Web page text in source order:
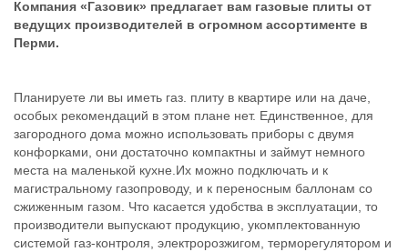
Компания «Газовик» предлагает вам газовые плиты от
ведущих производителей в огромном ассортименте в
Перми.
Планируете ли вы иметь газ. плиту в квартире или на даче,
особых рекомендаций в этом плане нет. Единственное, для
загородного дома можно использовать приборы с двумя
конфорками, они достаточно компактны и займут немного
места на маленькой кухне.Их можно подключать и к
магистральному газопроводу, и к переносным баллонам со
сжиженным газом. Что касается удобства в эксплуатации, то
производители выпускают продукцию, укомплектованную
системой газ-контроля, электророзжигом, терморегулятором и